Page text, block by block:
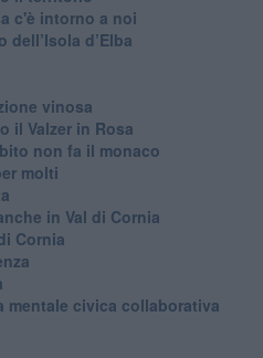
c'è intorno a noi
d’Elba
vinosa
il Valzer in Rosa
non fa il monaco
molti
in Val di Cornia
Cornia
mentale civica collaborativa